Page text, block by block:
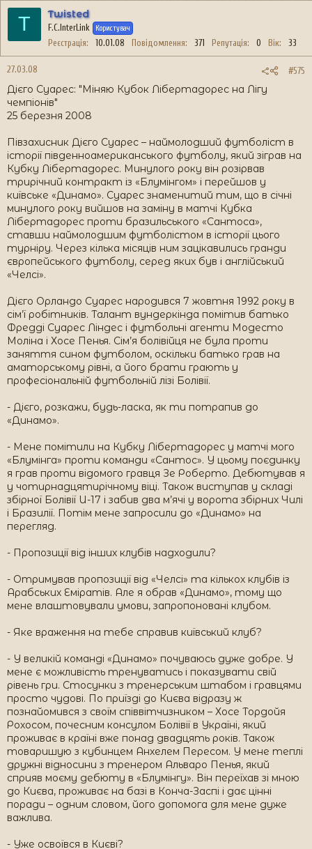
T Twisted
F.C.InterLink Користувач
Реєстрація 10.01.08 Повідомлення 371 Репутація 0 Вік 33
27.03.08 #575
Дієго Суарес: "Міняю Кубок Лібертадорес на Лігу
чемпіонів"
25 березня 2008
Півзахисник Дієго Суарес – наймолодший футболіст в
історії південноамериканського футболу, який зіграв на
Кубку Лібертадорес. Минулого року він розірвав
трирічний контракт із «Блумінгом» і перейшов у
київське «Динамо». Суарес знаменитий тим, що в січні
минулого року вийшов на заміну в матчі Кубка
Лібертадорес проти бразильського «Сантоса»,
ставши наймолодшим футболістом в історії цього
турніру. Через кілька місяців ним зацікавились гранди
європейського футболу, серед яких був і англійський
«Челсі».
Дієго Орландо Суарес народився 7 жовтня 1992 року в
сім’ї робітників. Талант вундеркінда помітив батько
Фредді Суарес Ліндес і футбольні агенти Модесто
Моліна і Хосе Пенья. Сім’я болівійця не була проти
заняття сином футболом, оскільки батько грав на
аматорському рівні, а його брати грають у
професіональній футбольній лізі Болівії.
- Дієго, розкажи, будь-ласка, як ти потрапив до
«Динамо».
- Мене помітили на Кубку Лібертадорес у матчі мого
«Блумінга» проти команди «Сантос». У цьому поєдинку
я грав проти відомого гравця Зе Роберто. Дебютував я
у чотирнадцятирічному віці. Також виступав у складі
збірної Болівії U-17 і забив два м’ячі у ворота збірних Чилі
і Бразилії. Потім мене запросили до «Динамо» на
перегляд.
- Пропозиції від інших клубів надходили?
- Отримував пропозиції від «Челсі» та кількох клубів із
Арабських Еміратів. Але я обрав «Динамо», тому що
мене влаштовували умови, запропоновані клубом.
- Яке враження на тебе справив київський клуб?
- У великій команді «Динамо» почуваюсь дуже добре. У
мене є можливість тренуватись і показувати свій
рівень гри. Стосунки з тренерським штабом і гравцями
просто чудові. По приїзді до Києва відразу ж
познайомився з своїм співвітчизником – Хосе Тордойя
Рохосом, почесним консулом Болівії в Україні, який
проживає в країні вже понад двадцять років. Також
товаришую з кубинцем Анхелем Пересом. У мене теплі
дружні відносини з тренером Альваро Пенья, який
сприяв моєму дебюту в «Блумінгу». Він переїхав зі мною
до Києва, проживає на базі в Конча-Заспі і дає цінні
поради – одним словом, його допомога для мене дуже
важлива.
- Уже освоївся в Києві?